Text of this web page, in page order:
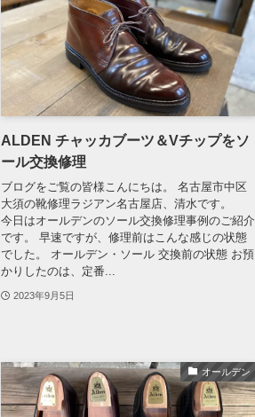
ALDEN チャッカブーツ＆Vチップをソ
ール交換修理
ブログをご覧の皆様こんにちは。 名古屋市中区
大須の靴修理ラジアン名古屋店、清水です。
今日はオールデンのソール交換修理事例のご紹介
です。 早速ですが、修理前はこんな感じの状態
でした。 オールデン・ソール 交換前の状態 お預
かりしたのは、定番...
2023年9月5日
オールデン